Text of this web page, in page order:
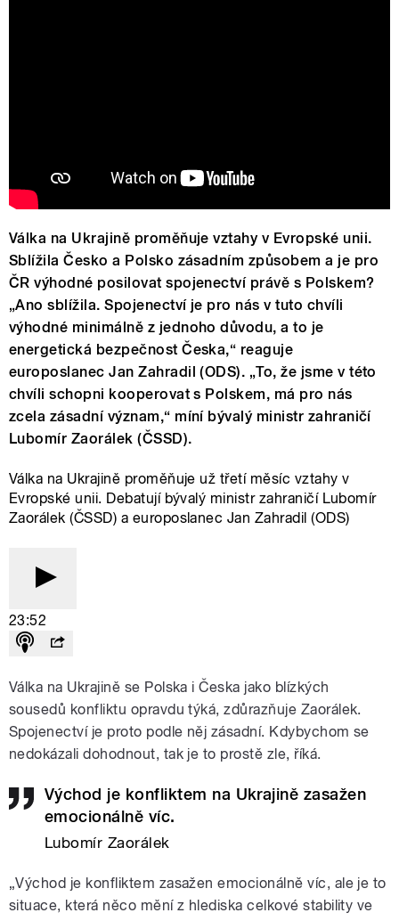
Válka na Ukrajině proměňuje vztahy v Evropské unii.
Sblížila Česko a Polsko zásadním způsobem a je pro
ČR výhodné posilovat spojenectví právě s Polskem?
„Ano sblížila. Spojenectví je pro nás v tuto chvíli
výhodné minimálně z jednoho důvodu, a to je
energetická bezpečnost Česka,“ reaguje
europoslanec Jan Zahradil (ODS). „To, že jsme v této
chvíli schopni kooperovat s Polskem, má pro nás
zcela zásadní význam,“ míní bývalý ministr zahraničí
Lubomír Zaorálek (ČSSD).
Válka na Ukrajině proměňuje už třetí měsíc vztahy v
Evropské unii. Debatují bývalý ministr zahraničí Lubomír
Zaorálek (ČSSD) a europoslanec Jan Zahradil (ODS)
23:52
Válka na Ukrajině se Polska i Česka jako blízkých
sousedů konfliktu opravdu týká, zdůrazňuje Zaorálek.
Spojenectví je proto podle něj zásadní. Kdybychom se
nedokázali dohodnout, tak je to prostě zle, říká.
Východ je konfliktem na Ukrajině zasažen
emocionálně víc.
Lubomír Zaorálek
„Východ je konfliktem zasažen emocionálně víc, ale je to
situace, která něco mění z hlediska celkové stability ve